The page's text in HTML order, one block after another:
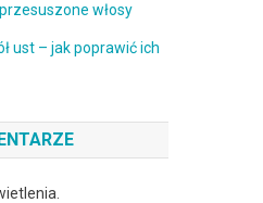
włosy
ust – jak poprawić ich